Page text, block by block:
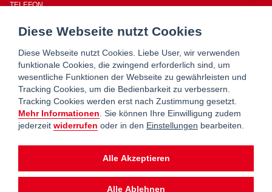
TELEFON
E-MAIL
WOHNSERVICE WIEN
WOHNBERATUNG WIEN
MIETERHILFE
wohnpartner ist ein Service von
Diese Webseite nutzt Cookies
Diese Webseite nutzt Cookies. Liebe User, wir verwenden
funktionale Cookies, die zwingend erforderlich sind, um
wesentliche Funktionen der Webseite zu gewährleisten und
Tracking Cookies, um die Bedienbarkeit zu verbessern.
Tracking Cookies werden erst nach Zustimmung gesetzt.
Mehr Informationen . Sie können Ihre Einwilligung zudem
jederzeit widerrufen oder in den Einstellungen bearbeiten.
Alle Akzeptieren
Alle Ablehnen